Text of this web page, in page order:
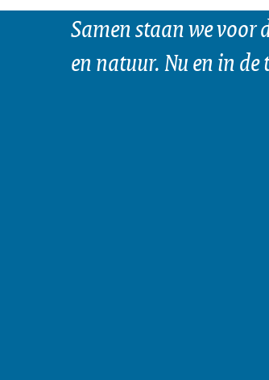
Samen staan we voor
en natuur. Nu en in